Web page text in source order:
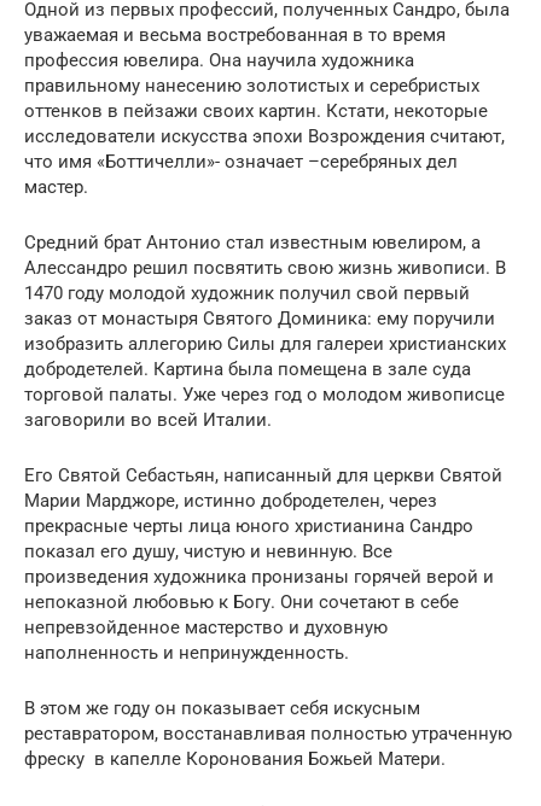
Одной из первых профессий, полученных Сандро, была
уважаемая и весьма востребованная в то время
профессия ювелира. Она научила художника
правильному нанесению золотистых и серебристых
оттенков в пейзажи своих картин. Кстати, некоторые
исследователи искусства эпохи Возрождения считают,
что имя «Боттичелли»- означает –серебряных дел
мастер.
Средний брат Антонио стал известным ювелиром, а
Алессандро решил посвятить свою жизнь живописи. В
1470 году молодой художник получил свой первый
заказ от монастыря Святого Доминика: ему поручили
изобразить аллегорию Силы для галереи христианских
добродетелей. Картина была помещена в зале суда
торговой палаты. Уже через год о молодом живописце
заговорили во всей Италии.
Его Святой Себастьян, написанный для церкви Святой
Марии Марджоре, истинно добродетелен, через
прекрасные черты лица юного христианина Сандро
показал его душу, чистую и невинную. Все
произведения художника пронизаны горячей верой и
непоказной любовью к Богу. Они сочетают в себе
непревзойденное мастерство и духовную
наполненность и непринужденность.
В этом же году он показывает себя искусным
реставратором, восстанавливая полностью утраченную
фреску в капелле Коронования Божьей Матери.